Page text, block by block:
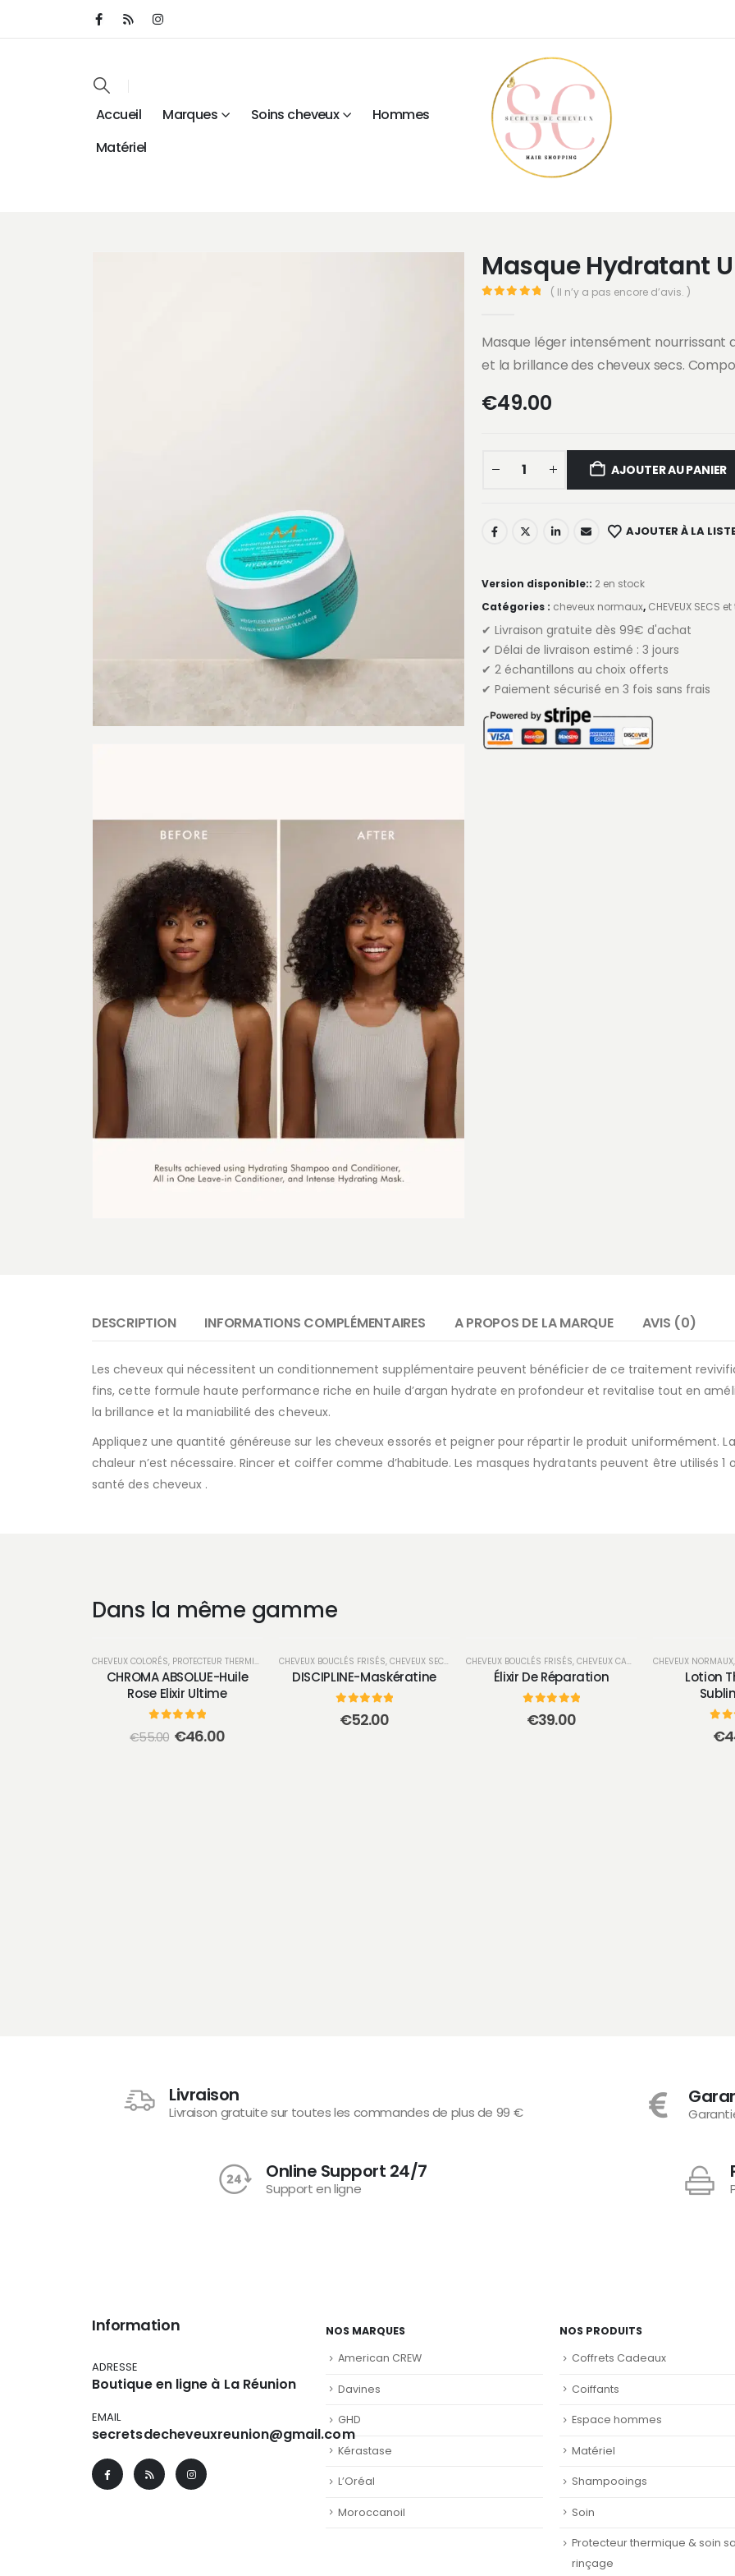
Accueil Marques Soins cheveux
Hommes
Matériel
Masque Hydratant
( Il n’y a pas encore d’avis. )
Masque léger intensément nourrissant
et la brillance des cheveux secs.
€49.00
AJOUTER AU PANIER
AJOUTER À LA
Version disponible:: 2 en stock
Catégories : cheveux normaux, CHEVEUX SECS
✔ Livraison gratuite dès 99€ d'achat
✔ Délai de livraison estimé : 3 jours
✔ 2 échantillons au choix offerts
✔ Paiement sécurisé en 3 fois sans frais
DESCRIPTION INFORMATIONS COMPLÉMENTAIRES A PROPOS DE LA MARQUE AVIS (0)
Les cheveux qui nécessitent un conditionnement supplémentaire peuvent bénéficier de ce traitement
fins, cette formule haute performance riche en huile d’argan hydrate en profondeur et revitalise tout en
la brillance et la maniabilité des cheveux.
Appliquez une quantité généreuse sur les cheveux essorés et peigner pour répartir le produit uniformément.
chaleur n’est nécessaire. Rincer et coiffer comme d’habitude. Les masques hydratants peuvent être utilisés 1
santé des cheveux .
Dans la même gamme
CHEVEUX COLORÉS, PROTECTEUR THERMIQUE & SOIN SANS RINÇAGE ,SOIN
CHROMA ABSOLUE-Huile
Rose Elixir Ultime
€55.00 Le
€46.00Le
CHEVEUX BOUCLÉS FRISÉS, CHEVEUX SECS ET TRÈS SECS ,SOIN
DISCIPLINE-Maskératine
sur 5
€52.00
CHEVEUX BOUCLÉS FRISÉS, CHEVEUX CASSANTS, FOURCHUS, MANQUE DE MATIÈRE
Élixir De Réparation
sur 5
€39.00
CHEVEUX NORMAUX,
Lotion
€
Livraison
Livraison gratuite sur toutes les commandes de plus de 99 €
Online Support 24/7
Support en ligne
Information
ADRESSE
Boutique en ligne à La Réunion
EMAIL
secretsdecheveuxreunion@gmail.com
NOS MARQUES
American CREW
Davines
GHD
Kérastase
L’Oréal
Moroccanoil
NOS PRODUITS
Coffrets Cadeaux
Coiffants
Espace hommes
Matériel
Shampooings
Soin
Protecteur thermique & soin
rinçage